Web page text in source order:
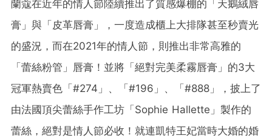
蘭蔻在近年的情人節陸續推出了質感爆棚的「天鵝絨唇
膏」與「皮革唇膏」，一度造成櫃上大排隊甚至秒賣光
的盛況，而在2021年的情人節，則推出非常高雅的
「蕾絲粉管」唇膏！並將「絕對完美柔霧唇膏」的3大
冠軍熱賣色「#274」、「#196」、「#888」，披上了
由法國頂尖蕾絲手作工坊「Sophie Hallette」製作的
蕾絲，絕對是情人節必收！就連凱特王妃當時大婚的婚